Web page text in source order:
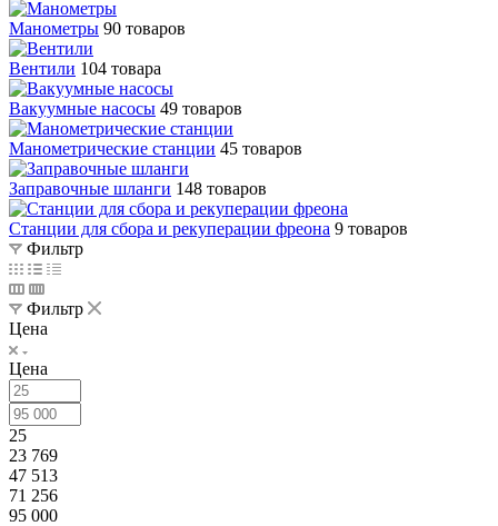
Манометры 90 товаров
Вентили 104 товара
Вакуумные насосы 49 товаров
Манометрические станции 45 товаров
Заправочные шланги 148 товаров
Станции для сбора и рекуперации фреона 9 товаров
Фильтр
Фильтр
Цена
Цена
25
23 769
47 513
71 256
95 000